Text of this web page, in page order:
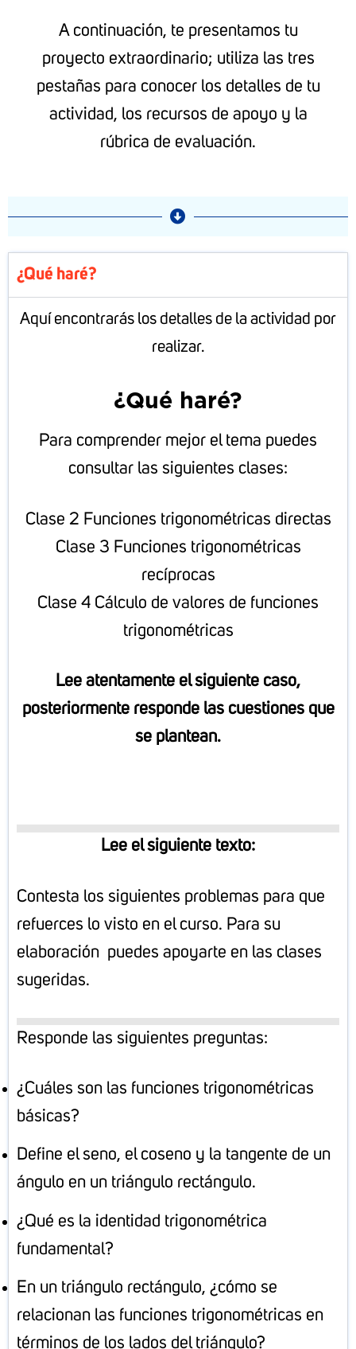
A continuación, te presentamos tu
proyecto extraordinario; utiliza las tres
pestañas para conocer los detalles de tu
actividad, los recursos de apoyo y la
rúbrica de evaluación.
¿Qué haré?
Aquí encontrarás los detalles de la actividad por
realizar.
¿Qué haré?
Para comprender mejor el tema puedes
consultar las siguientes clases:
Clase 2 Funciones trigonométricas directas
Clase 3 Funciones trigonométricas
recíprocas
Clase 4 Cálculo de valores de funciones
trigonométricas
Lee atentamente el siguiente caso,
posteriormente responde las cuestiones que
se plantean.
Lee el siguiente texto:
Contesta los siguientes problemas para que
refuerces lo visto en el curso. Para su
elaboración puedes apoyarte en las clases
sugeridas.
Responde las siguientes preguntas:
¿Cuáles son las funciones trigonométricas
básicas?
Define el seno, el coseno y la tangente de un
ángulo en un triángulo rectángulo.
¿Qué es la identidad trigonométrica
fundamental?
En un triángulo rectángulo, ¿cómo se
relacionan las funciones trigonométricas en
términos de los lados del triángulo?